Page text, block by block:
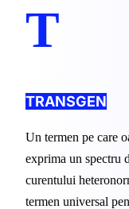
T
TRANSGEN
Un termen pe care
exprima un spectru
curentului
termen universal